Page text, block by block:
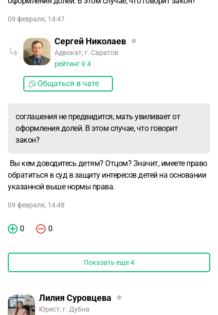
09 февраля, 14:47
Сергей Николаев
Адвокат, г. Саратов
рейтинг9.4
Общаться в чате
соглашения не предвидится, мать увиливает от
оформления долей. В этом случае, что говорит
закон?
Вы кем доводитесь детям? Отцом? Значит, имеете право
обратиться в суд в защиту интересов детей на основании
указанной выше нормы права.
09 февраля, 14:48
0 0
Показать еще4
Лилия Суровцева
Юрист, г. Дубна